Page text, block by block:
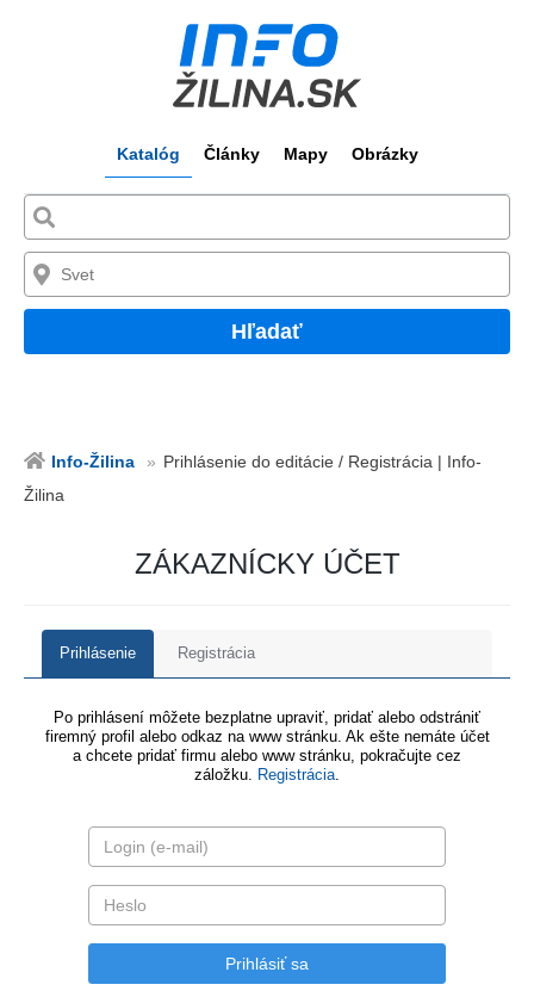
Katalóg Články Mapy Obrázky
Hľadať
Info-Žilina
Prihlásenie do editácie / Registrácia | Info-
Žilina
ZÁKAZNÍCKY ÚČET
Prihlásenie Registrácia
Po prihlásení môžete bezplatne upraviť, pridať alebo odstrániť
firemný profil alebo odkaz na www stránku. Ak ešte nemáte účet
a chcete pridať firmu alebo www stránku, pokračujte cez
záložku. Registrácia.